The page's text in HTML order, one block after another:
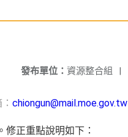
發布單位： 資源整合組 |
chiongun@mail.moe.gov.tw
正重點說明如下：